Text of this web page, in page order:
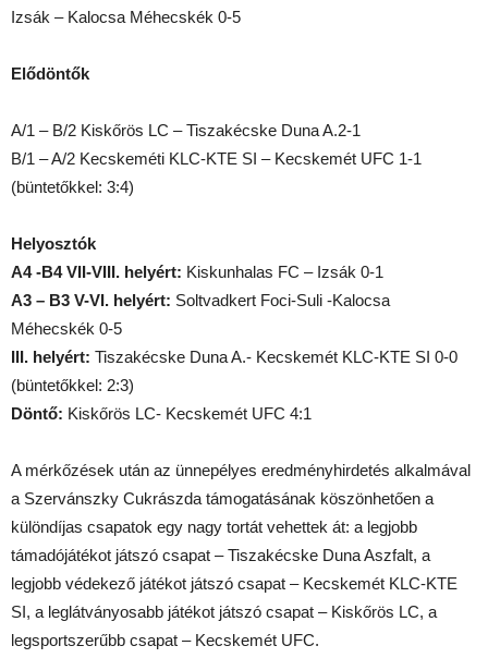
Izsák – Kalocsa Méhecskék 0-5
Elődöntők
A/1 – B/2 Kiskőrös LC – Tiszakécske Duna A.2-1
B/1 – A/2 Kecskeméti KLC-KTE SI – Kecskemét UFC 1-1
(büntetőkkel: 3:4)
Helyosztók
A4 -B4 VII-VIII. helyért: Kiskunhalas FC – Izsák 0-1
A3 – B3 V-VI. helyért: Soltvadkert Foci-Suli -Kalocsa
Méhecskék 0-5
III. helyért: Tiszakécske Duna A.- Kecskemét KLC-KTE SI 0-0
(büntetőkkel: 2:3)
Döntő: Kiskőrös LC- Kecskemét UFC 4:1
A mérkőzések után az ünnepélyes eredményhirdetés alkalmával
a Szervánszky Cukrászda támogatásának köszönhetően a
különdíjas csapatok egy nagy tortát vehettek át: a legjobb
támadójátékot játszó csapat – Tiszakécske Duna Aszfalt, a
legjobb védekező játékot játszó csapat – Kecskemét KLC-KTE
SI, a leglátványosabb játékot játszó csapat – Kiskőrös LC, a
legsportszerűbb csapat – Kecskemét UFC.